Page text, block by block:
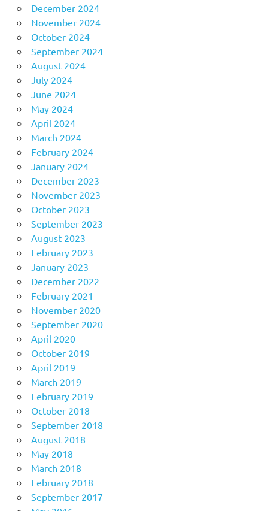
December 2024
November 2024
October 2024
September 2024
August 2024
July 2024
June 2024
May 2024
April 2024
March 2024
February 2024
January 2024
December 2023
November 2023
October 2023
September 2023
August 2023
February 2023
January 2023
December 2022
February 2021
November 2020
September 2020
April 2020
October 2019
April 2019
March 2019
February 2019
October 2018
September 2018
August 2018
May 2018
March 2018
February 2018
September 2017